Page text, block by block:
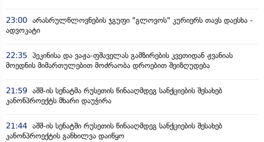
23:00 არასრულწლოვნების ჯგუფი "გლოვოს" კურიერს თავს დაესხა -
ადვოკატი
22:35 პეკინისა და ვაჟა-ფშაველას გამზირების კვეთიდან ჟვანიას
მოედნის მიმართულებით მოძრაობა დროებით შეიზღუდება
21:59 აშშ-ის სენატმა რუსეთის წინააღმდეგ სანქციების შესახებ
კანონპროექტს მხარი დაუჭირა
21:44 აშშ-ის სენატში რუსეთის წინააღმდეგ სანქციების შესახებ
კანონპროექტის განხილვა დაიწყო